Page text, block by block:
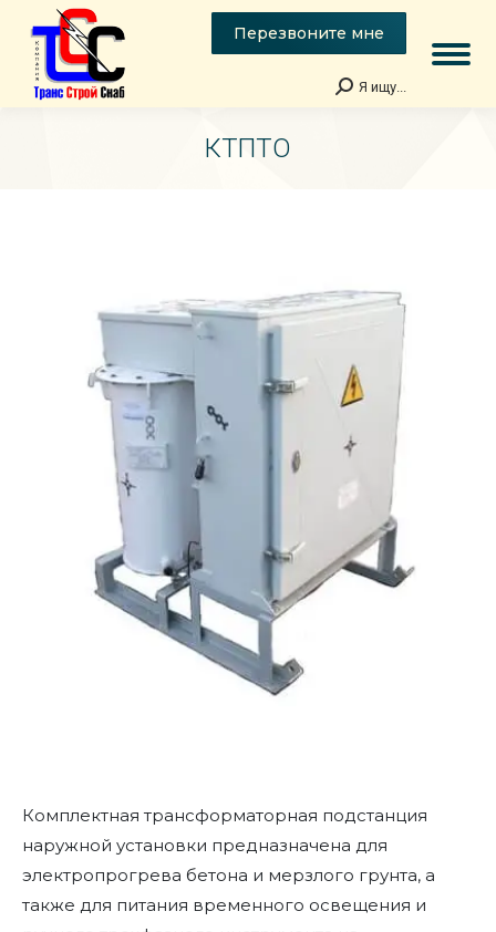
Перезвоните мне
Поиск:
Я ищу...
КТПТО
Комплектная трансформаторная подстанция
наружной установки предназначена для
электропрогрева бетона и мерзлого грунта, а
также для питания временного освещения и